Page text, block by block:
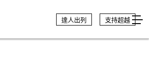
達人出列 支持超越